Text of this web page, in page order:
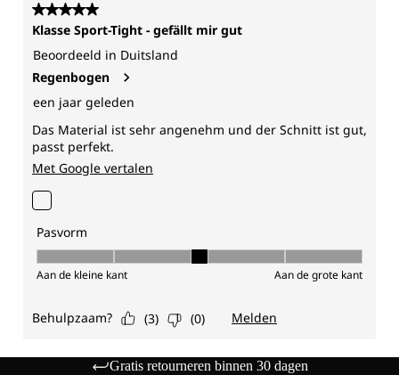
Gratis retourneren binnen 30 dagen